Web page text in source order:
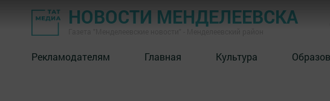
НОВОСТИ МЕНДЕЛЕЕВСКА
Рекламодателям Главная Культура